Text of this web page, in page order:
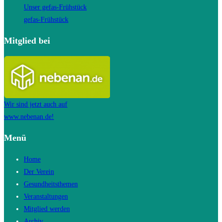
Unser gefas-Frühstück
gefas-Frühstück
Mitglied bei
Wir sind jetzt auch auf
www.nebenan.de!
Menü
Home
Der Verein
Gesundheitsthemen
Veranstaltungen
Mitglied werden